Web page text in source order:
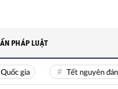
Tết nguyên đán Nhâm
PHÁP LUẬT